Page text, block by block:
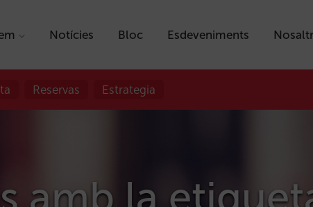
Notícies Bloc Esdeveniments
Reservas Estrategia